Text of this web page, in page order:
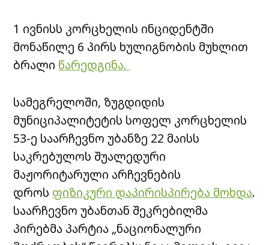
1 ივნისს კორცხელის ინციდენტში
მონაწილე 6 პირს ხულიგნობის მუხლით
ბრალი წარედგინა.
სამეგრელოში, ზუგდიდის
მუნიციპალიტეტის სოფელ კორცხელის
53-ე საარჩევნო უბანზე 22 მაისს
საკრებულოს შუალედური
მაჟორიტარული არჩევნების
დროს ფიზიკური დაპირისპირება მოხდა.
საარჩევნო უბანთან შეკრებილმა
პირებმა პარტია „ნაციონალური